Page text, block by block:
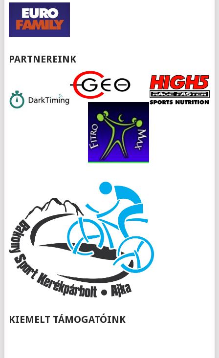
PARTNEREINK
KIEMELT TÁMOGATÓINK